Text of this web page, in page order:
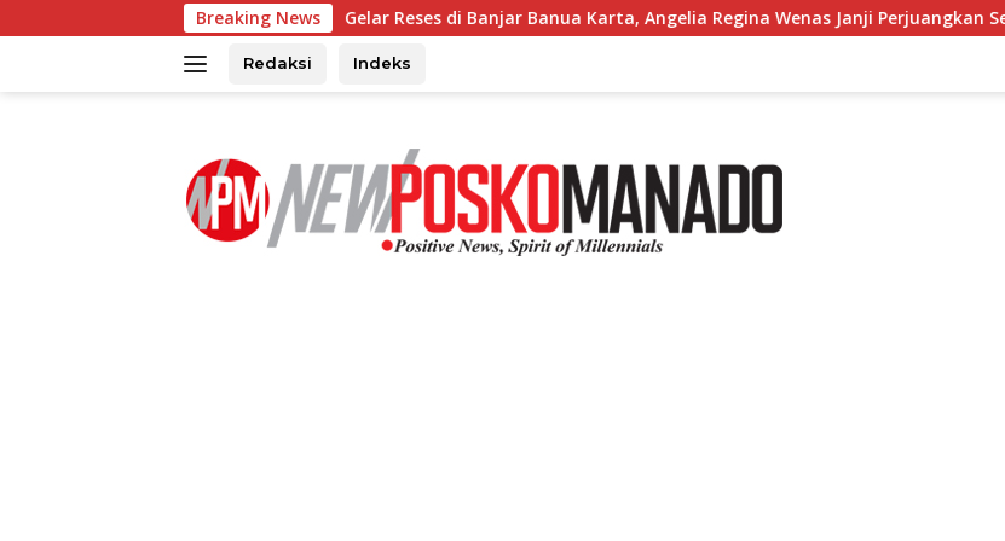
ke
Breaking News
Gelar Reses di Banjar Banua Karta, Angelia Regina Wenas Janji Perjuangkan Semua Aspirasi
Redaksi Indeks